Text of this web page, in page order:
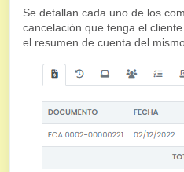
Se detallan cada uno de los
cancelación que tenga el
el resumen de cuenta del